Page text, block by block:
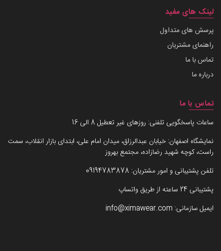
لینک های مفید
پرسش های متداول
راهنمای مشتریان
تماس با ما
درباره ما
تماس با ما
ساعات پاسخگویی تلفنی: روزهای غیر تعطیل 8 الی 16
نمایشگاه اصفهان: خیابان عبدالرزاق، میدان امام علی، ابتدای بازار انقلاب، سمت
راست، کوچه شهید رضازاده، مجتمع بهروز
تلفن پشتیبانی و امور مشتریان: 09194783878
پشتیبانی 24 ساعته از طریق واتساپ
ایمیل سازمانی: info@ximawear.com